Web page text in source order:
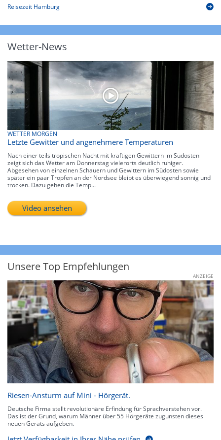
Reisezeit Hamburg
Wetter-News
WETTER MORGEN
Letzte Gewitter und angenehmere Temperaturen
Nach einer teils tropischen Nacht mit kräftigen Gewittern im Südosten
zeigt sich das Wetter am Donnerstag vielerorts deutlich ruhiger.
Abgesehen von einzelnen Schauern und Gewittern im Südosten sowie
später ein paar Tropfen an der Nordsee bleibt es überwiegend sonnig und
trocken. Dazu gehen die Temp...
Video ansehen
Unsere Top Empfehlungen
ANZEIGE
Riesen-Ansturm auf Mini - Hörgerät.
Deutsche Firma stellt revolutionäre Erfindung für Sprachverstehen vor.
Das ist der Grund, warum Männer über 55 Hörgeräte zugunsten dieses
neuen Geräts aufgeben.